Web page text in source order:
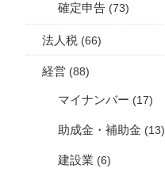
確定申告 (73)
法人税 (66)
経営 (88)
マイナンバー (17)
助成金・補助金 (13)
建設業 (6)